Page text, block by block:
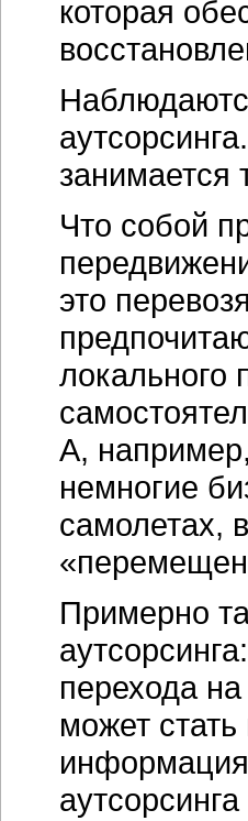
которая
занимается
Что собой
это
локального
А,
немногие
самолетах,
Примерно
перехода
может